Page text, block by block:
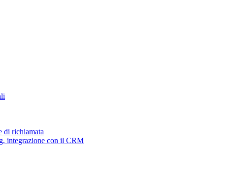
di richiamata
integrazione con il CRM